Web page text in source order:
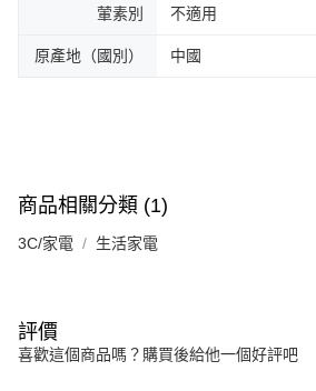
葷素別 不適用
原產地（國別） 中國
商品相關分類 (1)
3C/家電 生活家電
評價
喜歡這個商品嗎？購買後給他一個好評吧